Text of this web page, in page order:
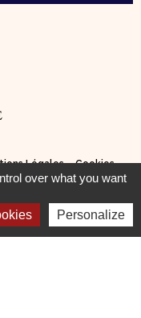
Légales–Cookies
physique régulière
over what you want
Personalize